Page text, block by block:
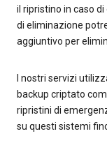
il ripristino in caso
di eliminazione
aggiuntivo per
I nostri servizi
backup criptato
ripristini di
su questi sistemi